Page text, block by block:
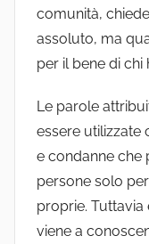
comunità,
assoluto, ma
per il bene di chi
Le parole
essere utilizzate
e condanne che
persone solo
proprie.
viene a